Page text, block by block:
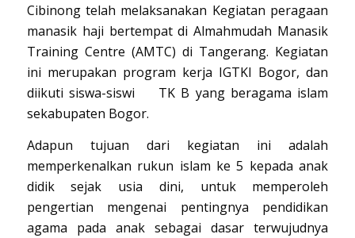
Cibinong telah melaksanakan Kegiatan peragaan
manasik haji bertempat di Almahmudah Manasik
Training Centre (AMTC) di Tangerang. Kegiatan
ini merupakan program kerja IGTKI Bogor, dan
diikuti siswa-siswi TK B yang beragama islam
sekabupaten Bogor.
Adapun tujuan dari kegiatan ini adalah
memperkenalkan rukun islam ke 5 kepada anak
didik sejak usia dini, untuk memperoleh
pengertian mengenai pentingnya pendidikan
agama pada anak sebagai dasar terwujudnya